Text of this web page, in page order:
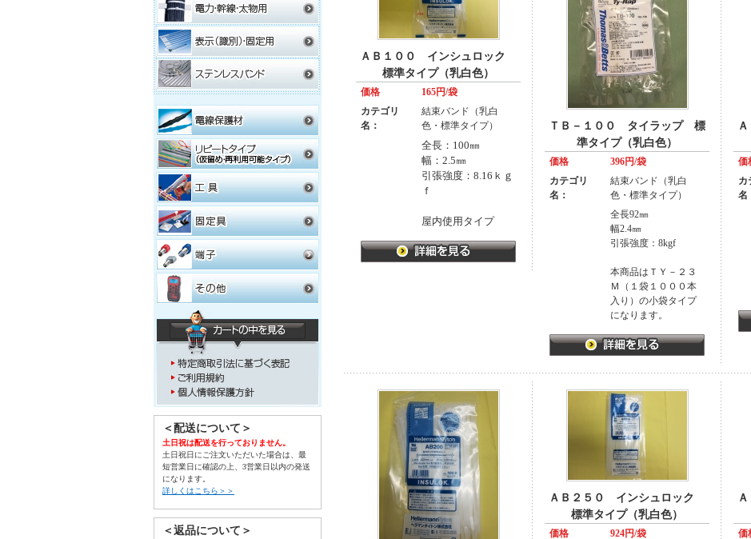
＜配送について＞
土日祝は配送を行っておりません。
土日祝日にご注文いただいた場合は、最
短営業日に確認の上、3営業日以内の発送
になります。
詳しくはこちら＞＞
＜返品について＞
ＡＢ１００ インシュロック
標準タイプ（乳白色）
価格
165円/袋
カテゴリ
名：
結束バンド（乳白
色・標準タイプ）
全長：100㎜
幅：2.5㎜
引張強度：8.16ｋｇ
ｆ
屋内使用タイプ
ＴＢ－１００ タイラップ 標
準タイプ（乳白色）
価格
396円/袋
カテゴリ
名：
結束バンド（乳白
色・標準タイプ）
全長92㎜
幅2.4㎜
引張強度：8kgf
本商品はＴＹ－２３
Ｍ（１袋１０００本
入り）の小袋タイプ
になります。
価
カ
名
ＡＢ２５０ インシュロック
標準タイプ（乳白色）
価格
924円/袋
価